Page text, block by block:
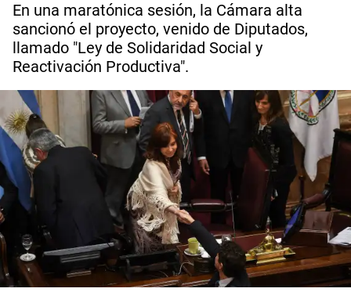
En una maratónica sesión, la Cámara alta
sancionó el proyecto, venido de Diputados,
llamado "Ley de Solidaridad Social y
Reactivación Productiva".